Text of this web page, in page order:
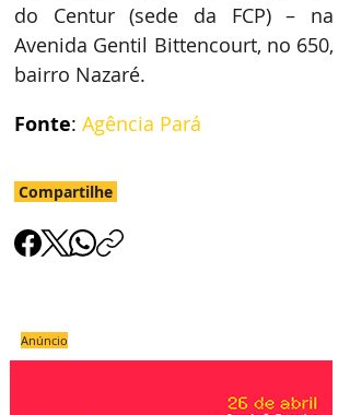
do Centur (sede da FCP) – na
Avenida Gentil Bittencourt, no 650,
bairro Nazaré.
Fonte: Agência Pará
Compartilhe
Anúncio